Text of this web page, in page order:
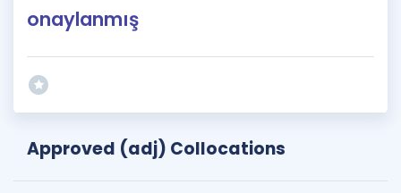
onaylanmış
Approved (adj) Collocations